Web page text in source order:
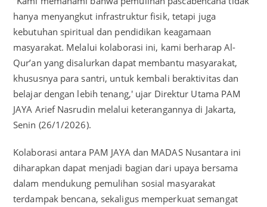
hanya menyangkut infrastruktur fisik, tetapi juga
kebutuhan spiritual dan pendidikan keagamaan
masyarakat. Melalui kolaborasi ini, kami berharap Al-
Qur’an yang disalurkan dapat membantu masyarakat,
khususnya para santri, untuk kembali beraktivitas dan
belajar dengan lebih tenang,' ujar Direktur Utama PAM
JAYA Arief Nasrudin melalui keterangannya di Jakarta,
Senin (26/1/2026).
Kolaborasi antara PAM JAYA dan MADAS Nusantara ini
diharapkan dapat menjadi bagian dari upaya bersama
dalam mendukung pemulihan sosial masyarakat
terdampak bencana, sekaligus memperkuat semangat